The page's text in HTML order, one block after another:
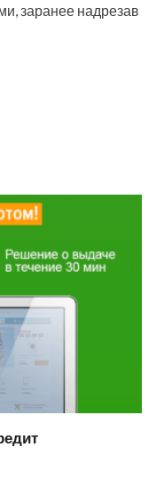
заранее надрезав